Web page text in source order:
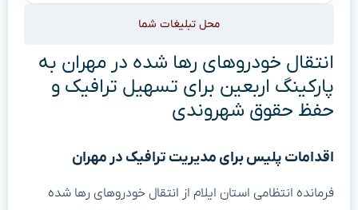
محل تبلیغات شما
انتقال خودروهای رها شده در مهران به
پارکینگ اربعین برای تسهیل ترافیک و
حفظ حقوق شهروندی
اقدامات پلیس برای مدیریت ترافیک در مهران
فرمانده انتظامی استان ایلام از انتقال خودروهای رها شده